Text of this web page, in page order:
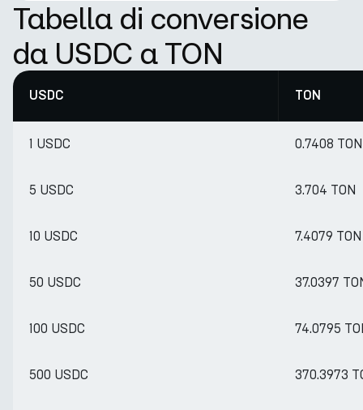
Tabella di conversione
da USDC a TON
USDC TON
1 USDC 0.7408 TON
5 USDC 3.704 TON
10 USDC 7.4079 TON
50 USDC 37.0397
100 USDC 74.0795
500 USDC 370.3973